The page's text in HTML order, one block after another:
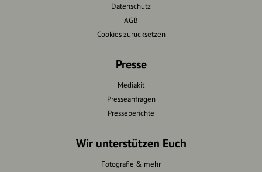
Datenschutz
AGB
Cookies zurücksetzen
Presse
Mediakit
Presseanfragen
Presseberichte
Wir unterstützen Euch
Fotografie & mehr